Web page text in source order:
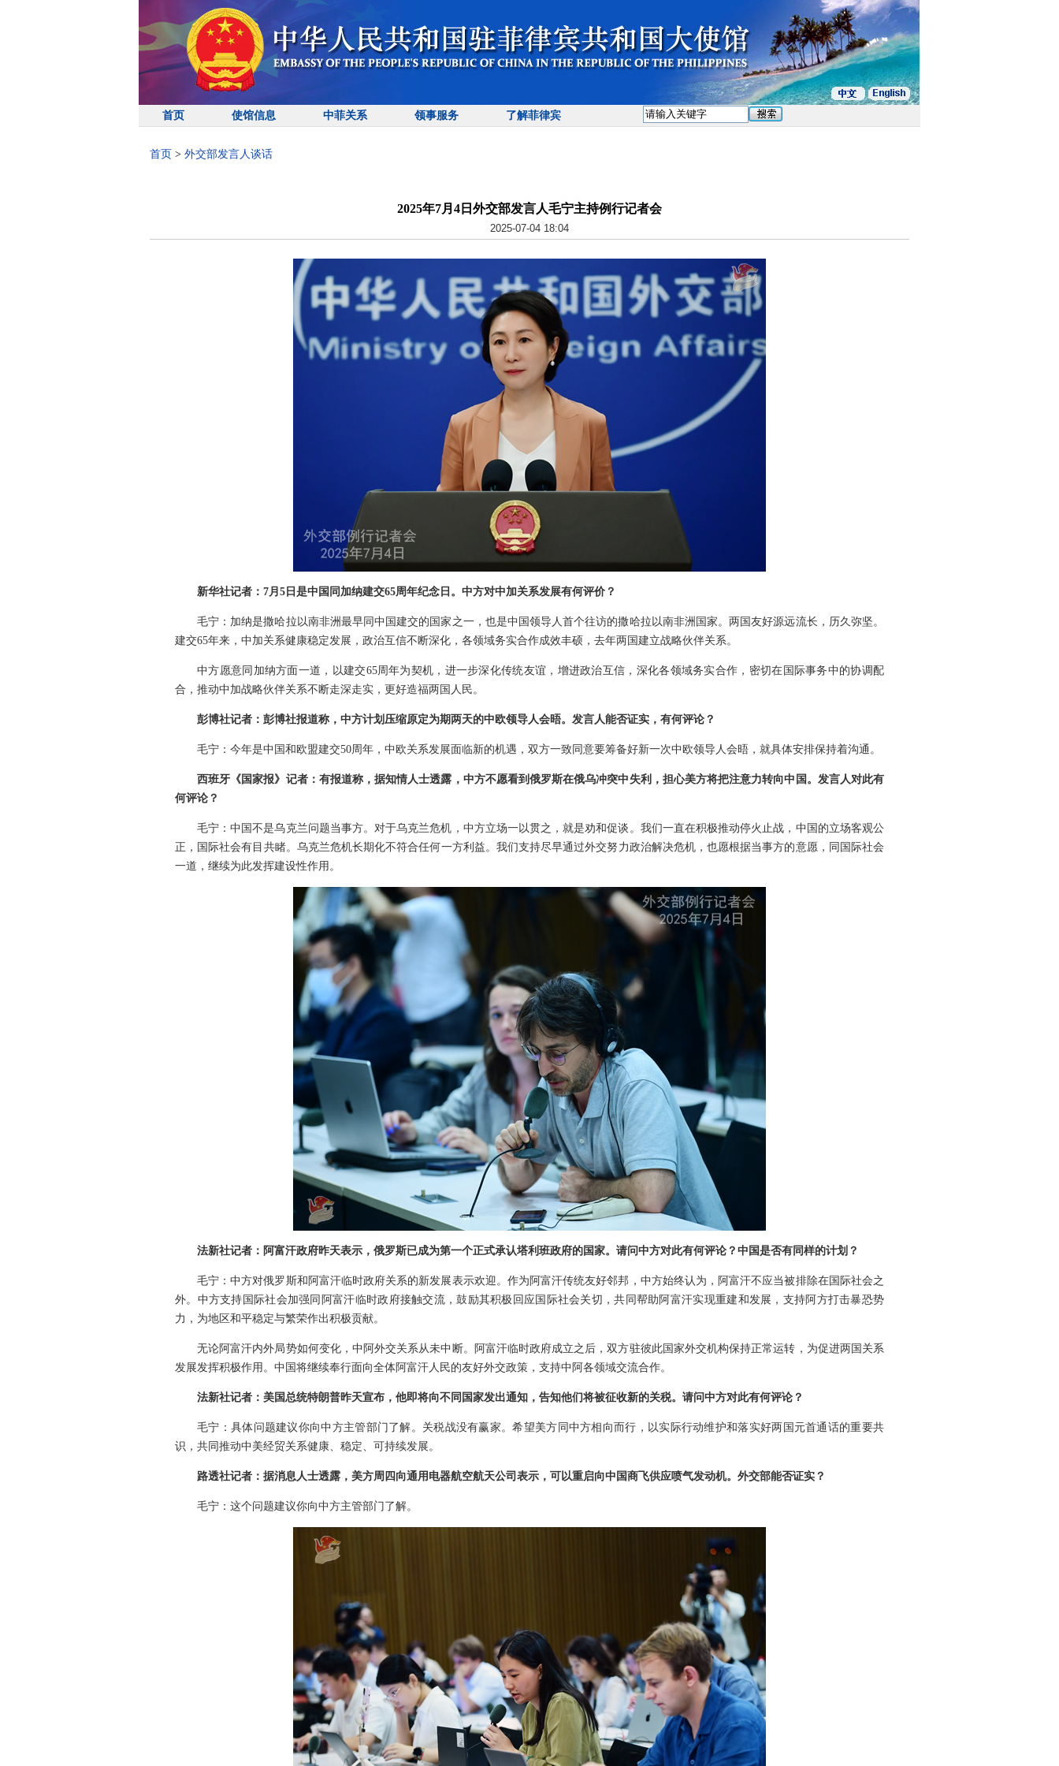
首页 使馆信息 中菲关系 领事服务 了解菲律宾
首页 > 外交部发言人谈话
2025年7月4日外交部发言人毛宁主持例行记者会
2025-07-04 18:04
新华社记者：7月5日是中国同加纳建交65周年纪念日。中方对中加关系发展有何评价？
毛宁：加纳是撒哈拉以南非洲最早同中国建交的国家之一，也是中国领导人首个往访的撒哈拉以南非洲国家。两国友好源远流长，历久弥坚。
建交65年来，中加关系健康稳定发展，政治互信不断深化，各领域务实合作成效丰硕，去年两国建立战略伙伴关系。
中方愿意同加纳方面一道，以建交65周年为契机，进一步深化传统友谊，增进政治互信，深化各领域务实合作，密切在国际事务中的协调配
合，推动中加战略伙伴关系不断走深走实，更好造福两国人民。
彭博社记者：彭博社报道称，中方计划压缩原定为期两天的中欧领导人会晤。发言人能否证实，有何评论？
毛宁：今年是中国和欧盟建交50周年，中欧关系发展面临新的机遇，双方一致同意要筹备好新一次中欧领导人会晤，就具体安排保持着沟通。
西班牙《国家报》记者：有报道称，据知情人士透露，中方不愿看到俄罗斯在俄乌冲突中失利，担心美方将把注意力转向中国。发言人对此有
何评论？
毛宁：中国不是乌克兰问题当事方。对于乌克兰危机，中方立场一以贯之，就是劝和促谈。我们一直在积极推动停火止战，中国的立场客观公
正，国际社会有目共睹。乌克兰危机长期化不符合任何一方利益。我们支持尽早通过外交努力政治解决危机，也愿根据当事方的意愿，同国际社会
一道，继续为此发挥建设性作用。
法新社记者：阿富汗政府昨天表示，俄罗斯已成为第一个正式承认塔利班政府的国家。请问中方对此有何评论？中国是否有同样的计划？
毛宁：中方对俄罗斯和阿富汗临时政府关系的新发展表示欢迎。作为阿富汗传统友好邻邦，中方始终认为，阿富汗不应当被排除在国际社会之
外。中方支持国际社会加强同阿富汗临时政府接触交流，鼓励其积极回应国际社会关切，共同帮助阿富汗实现重建和发展，支持阿方打击暴恐势
力，为地区和平稳定与繁荣作出积极贡献。
无论阿富汗内外局势如何变化，中阿外交关系从未中断。阿富汗临时政府成立之后，双方驻彼此国家外交机构保持正常运转，为促进两国关系
发展发挥积极作用。中国将继续奉行面向全体阿富汗人民的友好外交政策，支持中阿各领域交流合作。
法新社记者：美国总统特朗普昨天宣布，他即将向不同国家发出通知，告知他们将被征收新的关税。请问中方对此有何评论？
毛宁：具体问题建议你向中方主管部门了解。关税战没有赢家。希望美方同中方相向而行，以实际行动维护和落实好两国元首通话的重要共
识，共同推动中美经贸关系健康、稳定、可持续发展。
路透社记者：据消息人士透露，美方周四向通用电器航空航天公司表示，可以重启向中国商飞供应喷气发动机。外交部能否证实？
毛宁：这个问题建议你向中方主管部门了解。